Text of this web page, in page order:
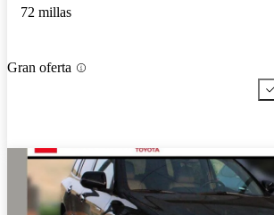
72 millas
Gran oferta